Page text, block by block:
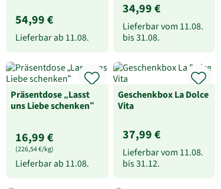
54,99 €
Lieferbar ab 11.08.
34,99 €
Lieferbar vom 11.08.
bis31.08.
Präsentdose „Lasst
uns Liebe schenken“
16,99 €
(226,54 €/kg)
Lieferbar ab 11.08.
Geschenkbox La Dolce
Vita
37,99 €
Lieferbar vom 11.08.
bis31.12.